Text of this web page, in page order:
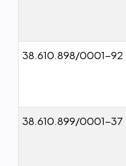
38.610.898/0001-92
38.610.899/0001-37